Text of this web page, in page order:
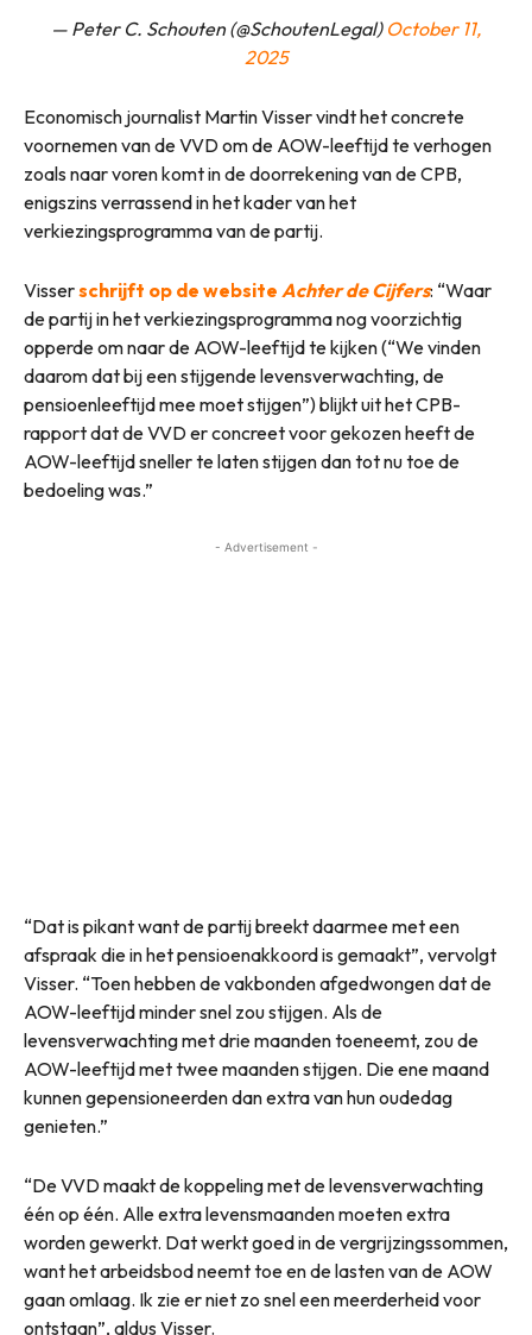
— Peter C. Schouten (@SchoutenLegal) October 11,
2025
Economisch journalist Martin Visser vindt het concrete
voornemen van de VVD om de AOW-leeftijd te verhogen
zoals naar voren komt in de doorrekening van de CPB,
enigszins verrassend in het kader van het
verkiezingsprogramma van de partij.
Visserschrijft op de website Achter de Cijfers: “Waar
de partij in het verkiezingsprogramma nog voorzichtig
opperde om naar de AOW-leeftijd te kijken (“We vinden
daarom dat bij een stijgende levensverwachting, de
pensioenleeftijd mee moet stijgen”) blijkt uit het CPB-
rapport dat de VVD er concreet voor gekozen heeft de
AOW-leeftijd sneller te laten stijgen dan tot nu toe de
bedoeling was.”
- Advertisement -
“Dat is pikant want de partij breekt daarmee met een
afspraak die in het pensioenakkoord is gemaakt”, vervolgt
Visser. “Toen hebben de vakbonden afgedwongen dat de
AOW-leeftijd minder snel zou stijgen. Als de
levensverwachting met drie maanden toeneemt, zou de
AOW-leeftijd met twee maanden stijgen. Die ene maand
kunnen gepensioneerden dan extra van hun oudedag
genieten.”
“De VVD maakt de koppeling met de levensverwachting
één op één. Alle extra levensmaanden moeten extra
worden gewerkt. Dat werkt goed in de vergrijzingssommen,
want het arbeidsbod neemt toe en de lasten van de AOW
gaan omlaag. Ik zie er niet zo snel een meerderheid voor
ontstaan”, aldus Visser.